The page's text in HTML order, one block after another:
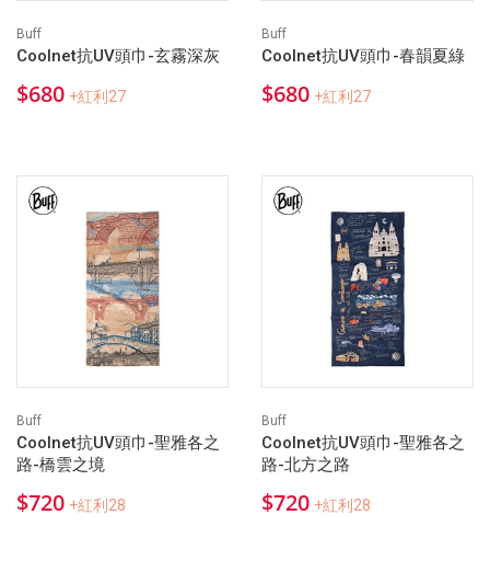
Buff
Coolnet抗UV頭巾-玄霧深灰
$680 +紅利27
Buff
Coolnet抗UV頭巾-春韻夏綠
$680 +紅利27
Buff
Coolnet抗UV頭巾-聖雅各之
路-橋雲之境
$720 +紅利28
Buff
Coolnet抗UV頭巾-聖雅各之
路-北方之路
$720 +紅利28